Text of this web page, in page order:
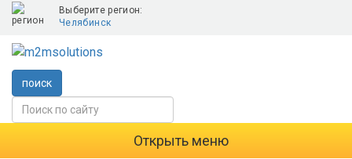
Выберите регион:
Челябинск
поиск
Открыть меню